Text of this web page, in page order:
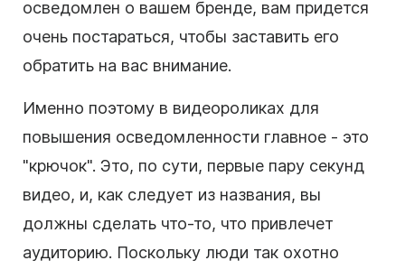
осведомлен о вашем бренде, вам придется
очень постараться, чтобы заставить его
обратить на вас внимание.
Именно поэтому в видеороликах для
повышения осведомленности главное - это
"крючок". Это, по сути, первые пару секунд
видео, и, как следует из названия, вы
должны сделать что-то, что привлечет
аудиторию. Поскольку люди так охотно